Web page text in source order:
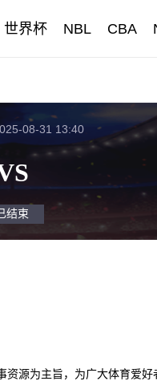
世界杯 NBL CBA
08-31 13:40
结束
源为主旨，为广大体育爱